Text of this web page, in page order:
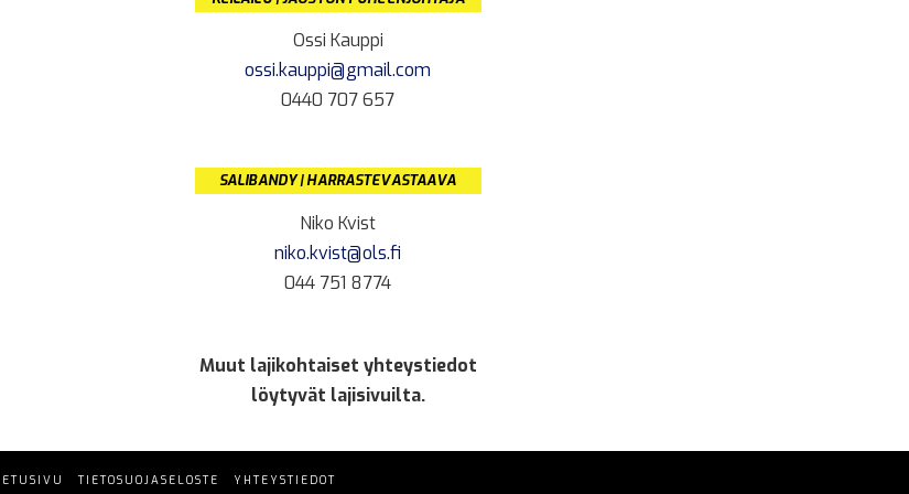
Ossi Kauppi
ossi.kauppi@gmail.com
0440 707 657
SALIBANDY | HARRASTEVASTAAVA
Niko Kvist
niko.kvist@ols.fi
044 751 8774
Muut lajikohtaiset yhteystiedot
löytyvät lajisivuilta.
ETUSIVU TIETOSUOJASELOSTE YHTEYSTIEDOT